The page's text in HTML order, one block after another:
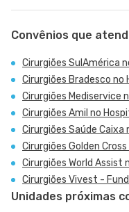
Convênios que
Cirurgiões SulAmérica
Cirurgiões Bradesco no
Cirurgiões Mediservice
Cirurgiões Amil no
Cirurgiões Saúde Caixa
Cirurgiões Golden
Cirurgiões World Assist
Cirurgiões Vivest -
Unidades próximas